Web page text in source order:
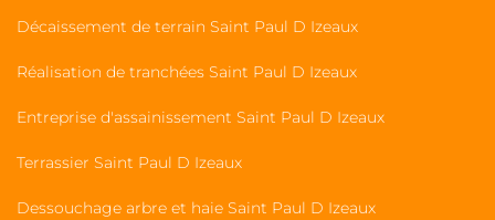
Décaissement de terrain Saint Paul D Izeaux
Réalisation de tranchées Saint Paul D Izeaux
Entreprise d'assainissement Saint Paul D Izeaux
Terrassier Saint Paul D Izeaux
Dessouchage arbre et haie Saint Paul D Izeaux